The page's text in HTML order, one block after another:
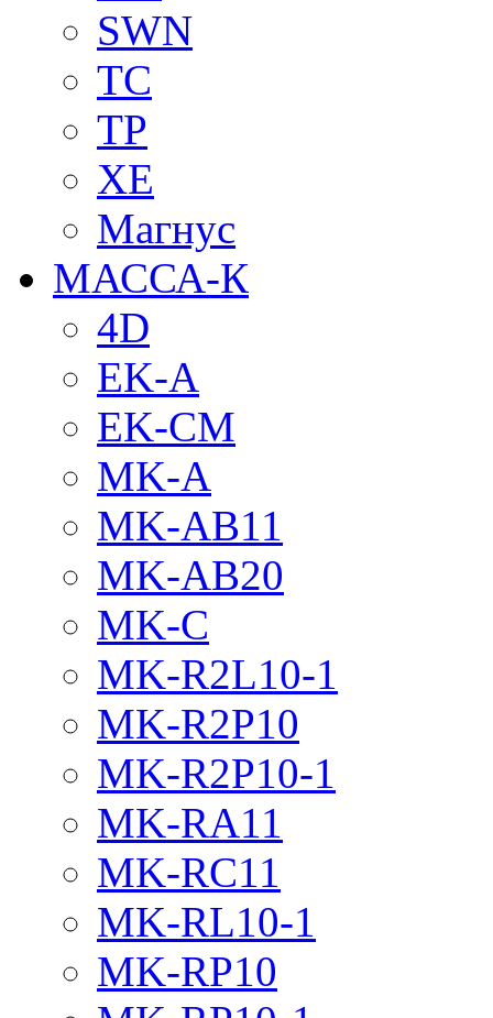
SWN
TC
TP
XE
Магнус
МАССА-К
4D
EK-A
EK-CM
MK-A
MK-AB11
MK-AB20
MK-C
MK-R2L10-1
MK-R2P10
MK-R2P10-1
MK-RA11
MK-RC11
MK-RL10-1
MK-RP10